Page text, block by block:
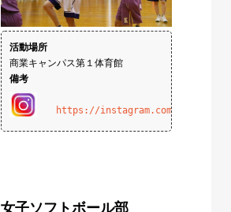
活動場所
備考
https://instagram.com/
女子ソフトボール部